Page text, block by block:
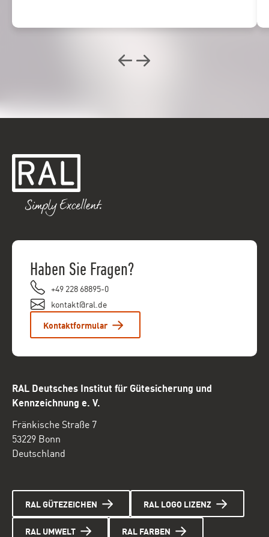
Haben Sie Fragen?
+49 228 68895-0
kontakt@ral.de
Kontaktformular
RAL Deutsches Institut für Gütesicherung und
Kennzeichnung e. V.
Fränkische Straße 7
53229 Bonn
Deutschland
RAL GÜTEZEICHEN RAL LOGO LIZENZ
RAL UMWELT RAL FARBEN